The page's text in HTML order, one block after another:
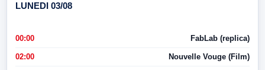
LUNEDI 03/08
00:00 FabLab (replica)
02:00 Nouvelle Vouge (Film)